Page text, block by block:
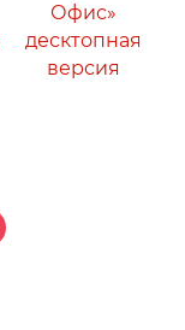
Офис»
десктопная
версия